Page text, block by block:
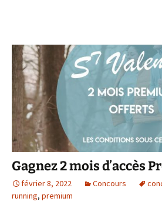
Gagnez 2 mois d’accès
février 8, 2022 Concours
running, premium